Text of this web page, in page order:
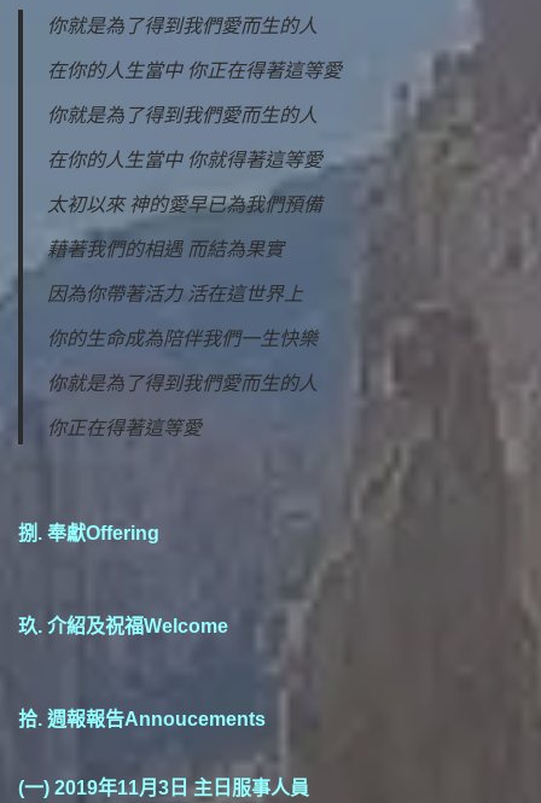
你就是為了得到我們愛而生的人
在你的人生當中 你正在得著這等愛
你就是為了得到我們愛而生的人
在你的人生當中 你就得著這等愛
太初以來 神的愛早已為我們預備
藉著我們的相遇 而結為果實
因為你帶著活力 活在這世界上
你的生命成為陪伴我們一生快樂
你就是為了得到我們愛而生的人
你正在得著這等愛
捌. 奉獻Offering
玖. 介紹及祝福Welcome
拾. 週報報告Annoucements
(一) 2019年11月3日 主日服事人員